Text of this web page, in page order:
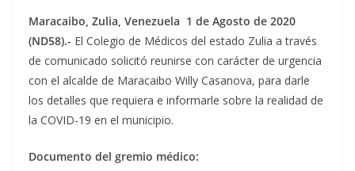
Maracaibo, Zulia, Venezuela 1 de Agosto de 2020
(ND58).- El Colegio de Médicos del estado Zulia a través
de comunicado solicitó reunirse con carácter de urgencia
con el alcalde de Maracaibo Willy Casanova, para darle
los detalles que requiera e informarle sobre la realidad de
la COVID-19 en el municipio.
Documento del gremio médico: